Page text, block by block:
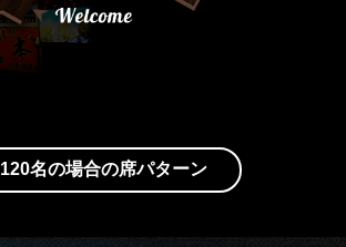
120名の場合の席パターン